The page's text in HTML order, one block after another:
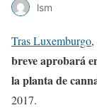
lsm
Tras Luxemburgo,
breve aprobará
la planta de
2017.